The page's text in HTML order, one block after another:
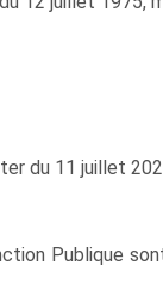
du 11 juillet
Publique